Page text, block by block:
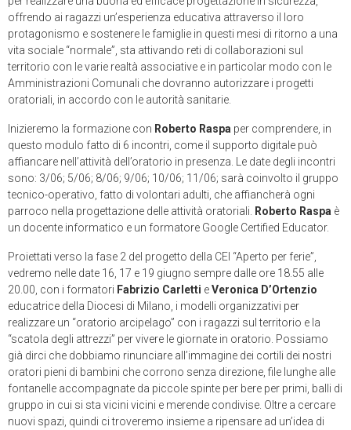
offrendo ai ragazzi un’esperienza educativa attraverso il loro
protagonismo e sostenere le famiglie in questi mesi di ritorno a una
vita sociale “normale”, sta attivando reti di collaborazioni sul
territorio con le varie realtà associative e in particolar modo con le
Amministrazioni Comunali che dovranno autorizzare i progetti
oratoriali, in accordo con le autorità sanitarie.
Inizieremo la formazione con Roberto Raspa per comprendere, in
questo modulo fatto di 6 incontri, come il supporto digitale può
affiancare nell’attività dell’oratorio in presenza. Le date degli incontri
sono: 3/06; 5/06; 8/06; 9/06; 10/06; 11/06; sarà coinvolto il gruppo
tecnico-operativo, fatto di volontari adulti, che affiancherà ogni
parroco nella progettazione delle attività oratoriali.
Roberto Raspa è
un docente informatico e un formatore Google Certified Educator.
Proiettati verso la fase 2 del progetto della CEI “Aperto per ferie”,
vedremo nelle date 16, 17 e 19 giugno sempre dalle ore 18.55 alle
20.00, con i formatori Fabrizio Carletti eVeronica D’Ortenzio
educatrice della Diocesi di Milano, i modelli organizzativi per
realizzare un “oratorio arcipelago” con i ragazzi sul territorio e la
“scatola degli attrezzi” per vivere le giornate in oratorio. Possiamo
già dirci che dobbiamo rinunciare all’immagine dei cortili dei nostri
oratori pieni di bambini che corrono senza direzione, file lunghe alle
fontanelle accompagnate da piccole spinte per bere per primi, balli di
gruppo in cui si sta vicini vicini e merende condivise. Oltre a cercare
nuovi spazi, quindi ci troveremo insieme a ripensare ad un’idea di